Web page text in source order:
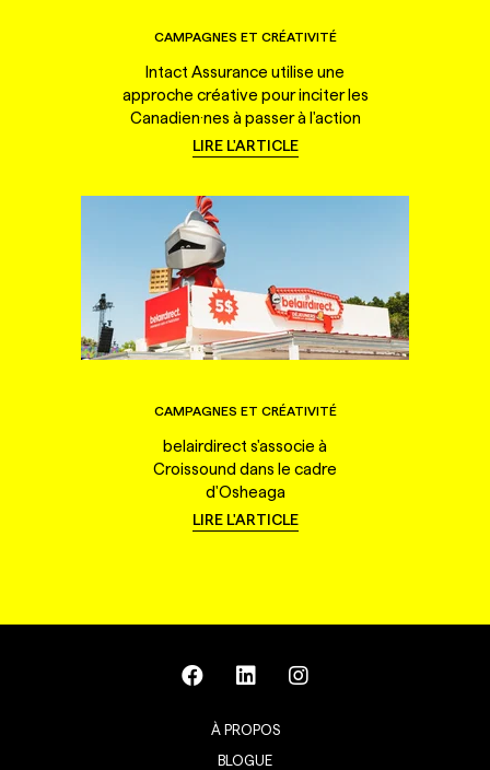
CAMPAGNES ET CRÉATIVITÉ
Intact Assurance utilise une
approche créative pour inciter les
Canadien·nes à passer à l'action
LIRE L'ARTICLE
CAMPAGNES ET CRÉATIVITÉ
belairdirect s'associe à
Croissound dans le cadre
d'Osheaga
LIRE L'ARTICLE
À PROPOS
BLOGUE